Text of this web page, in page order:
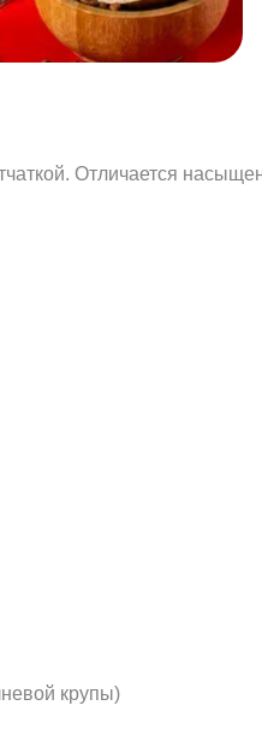
Отличается
крупы)